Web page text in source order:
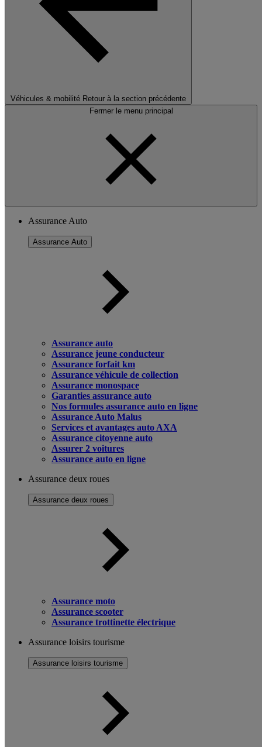
Véhicules & mobilité Retour à la section précédente
Fermer le menu principal
Assurance Auto
Assurance Auto
Assurance auto
Assurance jeune conducteur
Assurance forfait km
Assurance véhicule de collection
Assurance monospace
Garanties assurance auto
Nos formules assurance auto en ligne
Assurance Auto Malus
Services et avantages auto AXA
Assurance citoyenne auto
Assurer 2 voitures
Assurance auto en ligne
Assurance deux roues
Assurance deux roues
Assurance moto
Assurance scooter
Assurance trottinette électrique
Assurance loisirs tourisme
Assurance loisirs tourisme